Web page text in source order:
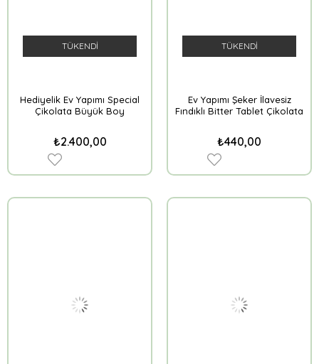
TÜKENDI
Hediyelik Ev Yapımı Special
Çikolata Büyük Boy
₺2.400,00
TÜKENDI
Ev Yapımı Şeker İlavesiz
Fındıklı Bitter Tablet Çikolata
₺440,00